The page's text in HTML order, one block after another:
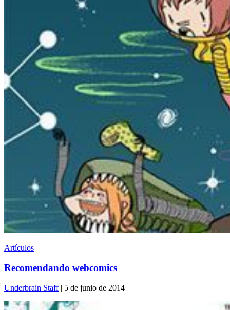
Artículos
Recomendando webcomics
Underbrain Staff| 5 de junio de 2014